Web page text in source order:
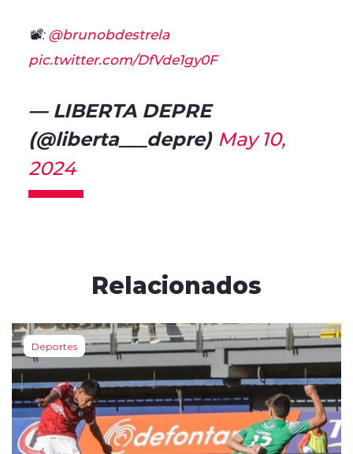
📽️:@brunobdestrela
pic.twitter.com/DfVde1gy0F
— LIBERTA DEPRE
(@liberta___depre) May 10,
2024
Relacionados
Deportes